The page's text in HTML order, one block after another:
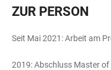
ZUR PERSON
Seit Mai 2021: Arbeit am
2019: Abschluss Master